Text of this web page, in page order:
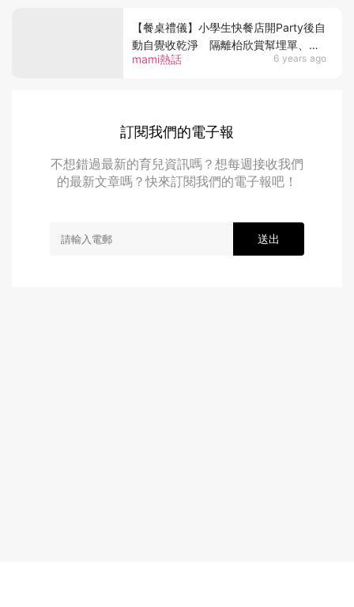
mami熱話 6 years ago
【餐桌禮儀】小學生快餐店開Party後自
動自覺收乾淨 隔離枱欣賞幫埋單、店
員大讚有家教
訂閱我們的電子報
不想錯過最新的育兒資訊嗎？想每週接收我們
的最新文章嗎？快來訂閱我們的電子報吧！
送出